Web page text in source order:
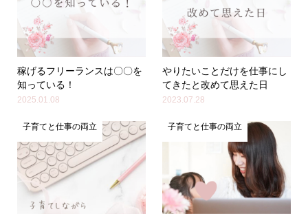
稼げるフリーランスは〇〇を
知っている！
2025.01.08
やりたいことだけを仕事にし
てきたと改めて思えた日
2023.07.28
子育てと仕事の両立 子育てと仕事の両立